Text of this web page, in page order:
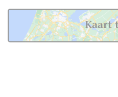
Kaart